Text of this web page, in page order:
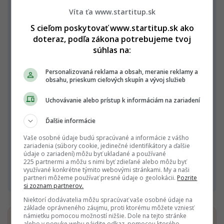
posun začiatku pracovnej zmeny,
poskytovanie prestávok v práci (napríklad
občasný pobyt v chladnejšej miestnosti),
predĺženie prestávky na odpočinok a jedenie,
striedanie zamestnancov,
klimatizácia alebo nútené vetranie,
tienenie okien a svetlíkov, napríklad žalúziami
alebo roletami,
sprchovanie a ochladzovanie,
vhodný pracovný odev (jednovrstvový vo
svetlej farbe, pokrývka hlavy alebo slnečné
okuliare).
Víta ťa www.startitup.sk
S cieľom poskytovať www.startitup.sk ako
doteraz, podľa zákona potrebujeme tvoj
súhlas na:
Personalizovaná reklama a obsah, meranie reklamy a
obsahu, prieskum cieľových skupín a vývoj služieb
Uchovávanie alebo prístup k informáciám na zariadení
Ďalšie informácie
Vaše osobné údaje budú spracúvané a informácie z vášho
zariadenia (súbory cookie, jedinečné identifikátory a ďalšie
údaje o zariadení) môžu byť ukladané a používané
225 partnermi a môžu s nimi byť zdieľané alebo môžu byť
využívané konkrétne týmito webovými stránkami. My a naši
partneri môžeme používať presné údaje o geolokácii. Pozrite
si zoznam partnerov.
Niektorí dodávatelia môžu spracúvať vaše osobné údaje na
základe oprávneného záujmu, proti ktorému môžete vzniesť
námietku pomocou možností nižšie. Dole na tejto stránke